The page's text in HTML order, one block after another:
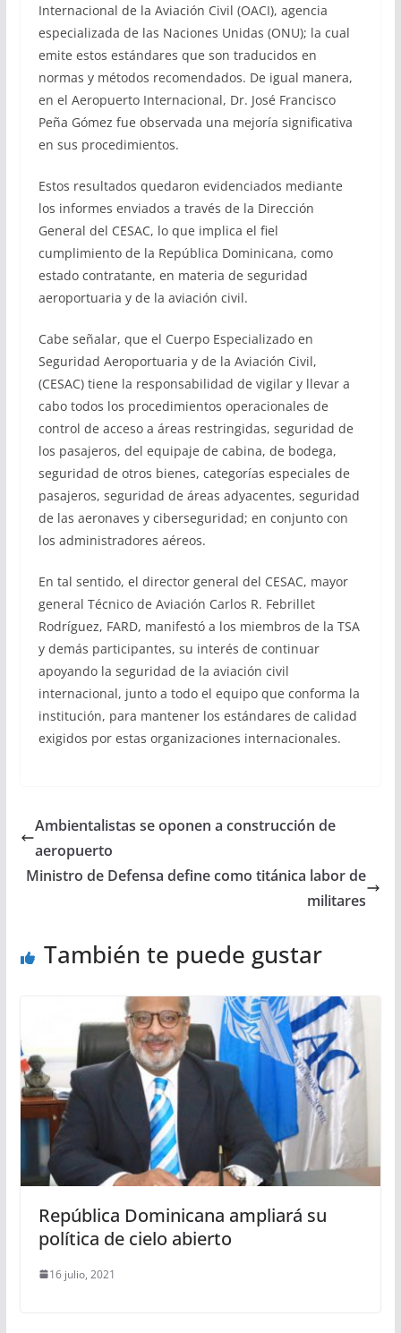
Internacional de la Aviación Civil (OACI), agencia
especializada de las Naciones Unidas (ONU); la cual
emite estos estándares que son traducidos en
normas y métodos recomendados. De igual manera,
en el Aeropuerto Internacional, Dr. José Francisco
Peña Gómez fue observada una mejoría significativa
en sus procedimientos.
Estos resultados quedaron evidenciados mediante
los informes enviados a través de la Dirección
General del CESAC, lo que implica el fiel
cumplimiento de la República Dominicana, como
estado contratante, en materia de seguridad
aeroportuaria y de la aviación civil.
Cabe señalar, que el Cuerpo Especializado en
Seguridad Aeroportuaria y de la Aviación Civil,
(CESAC) tiene la responsabilidad de vigilar y llevar a
cabo todos los procedimientos operacionales de
control de acceso a áreas restringidas, seguridad de
los pasajeros, del equipaje de cabina, de bodega,
seguridad de otros bienes, categorías especiales de
pasajeros, seguridad de áreas adyacentes, seguridad
de las aeronaves y ciberseguridad; en conjunto con
los administradores aéreos.
En tal sentido, el director general del CESAC, mayor
general Técnico de Aviación Carlos R. Febrillet
Rodríguez, FARD, manifestó a los miembros de la TSA
y demás participantes, su interés de continuar
apoyando la seguridad de la aviación civil
internacional, junto a todo el equipo que conforma la
institución, para mantener los estándares de calidad
exigidos por estas organizaciones internacionales.
Ambientalistas se oponen a construcción de
aeropuerto
Ministro de Defensa define como titánica labor de
militares
También te puede gustar
República Dominicana ampliará su
política de cielo abierto
16 julio, 2021